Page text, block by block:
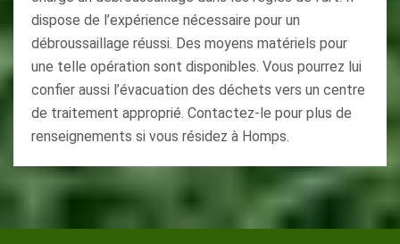
dispose de l’expérience nécessaire pour un
débroussaillage réussi. Des moyens matériels pour
une telle opération sont disponibles. Vous pourrez lui
confier aussi l’évacuation des déchets vers un centre
de traitement approprié. Contactez-le pour plus de
renseignements si vous résidez à Homps.